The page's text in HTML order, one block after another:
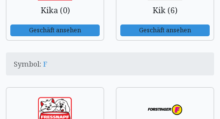
Kika (0)
Geschäft ansehen
Kik (6)
Geschäft ansehen
Symbol: F